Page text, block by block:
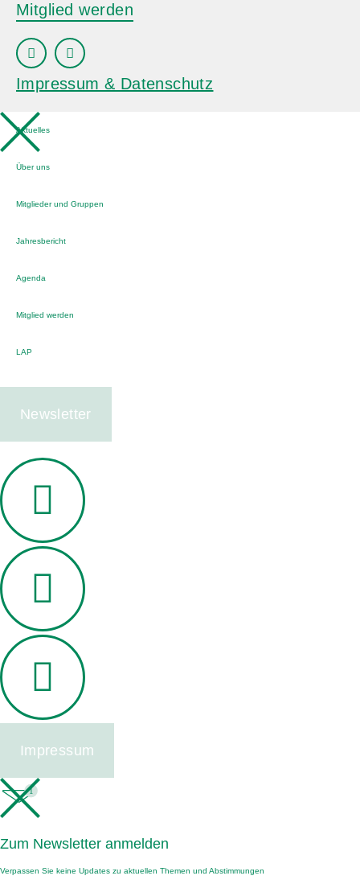
Mitglied werden
Impressum & Datenschutz
Aktuelles
Über uns
Mitglieder und Gruppen
Jahresbericht
Agenda
Mitglied werden
LAP
Newsletter
Impressum
1
Zum Newsletter anmelden
Verpassen Sie keine Updates zu aktuellen Themen und Abstimmungen